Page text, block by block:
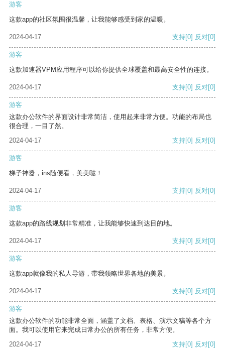
游客
这款app的社区氛围很温馨，让我能够感受到家的温暖。
2024-04-17 支持[0] 反对[0]
游客
这款加速器VPM应用程序可以给你提供全球覆盖和最高安全性的连接。
2024-04-17 支持[0] 反对[0]
游客
这款办公软件的界面设计非常简洁，使用起来非常方便。功能的布局也
很合理，一目了然。
2024-04-17
支持[0] 反对[0]
游客
梯子神器，ins随便看，美美哒！
2024-04-17 支持[0] 反对[0]
游客
这款app的路线规划非常精准，让我能够快速到达目的地。
2024-04-17 支持[0] 反对[0]
游客
这款app就像我的私人导游，带我领略世界各地的美景。
2024-04-17 支持[0] 反对[0]
游客
这款办公软件的功能非常全面，涵盖了文档、表格、演示文稿等各个方
面。我可以使用它来完成日常办公的所有任务，非常方便。
2024-04-17
支持[0] 反对[0]